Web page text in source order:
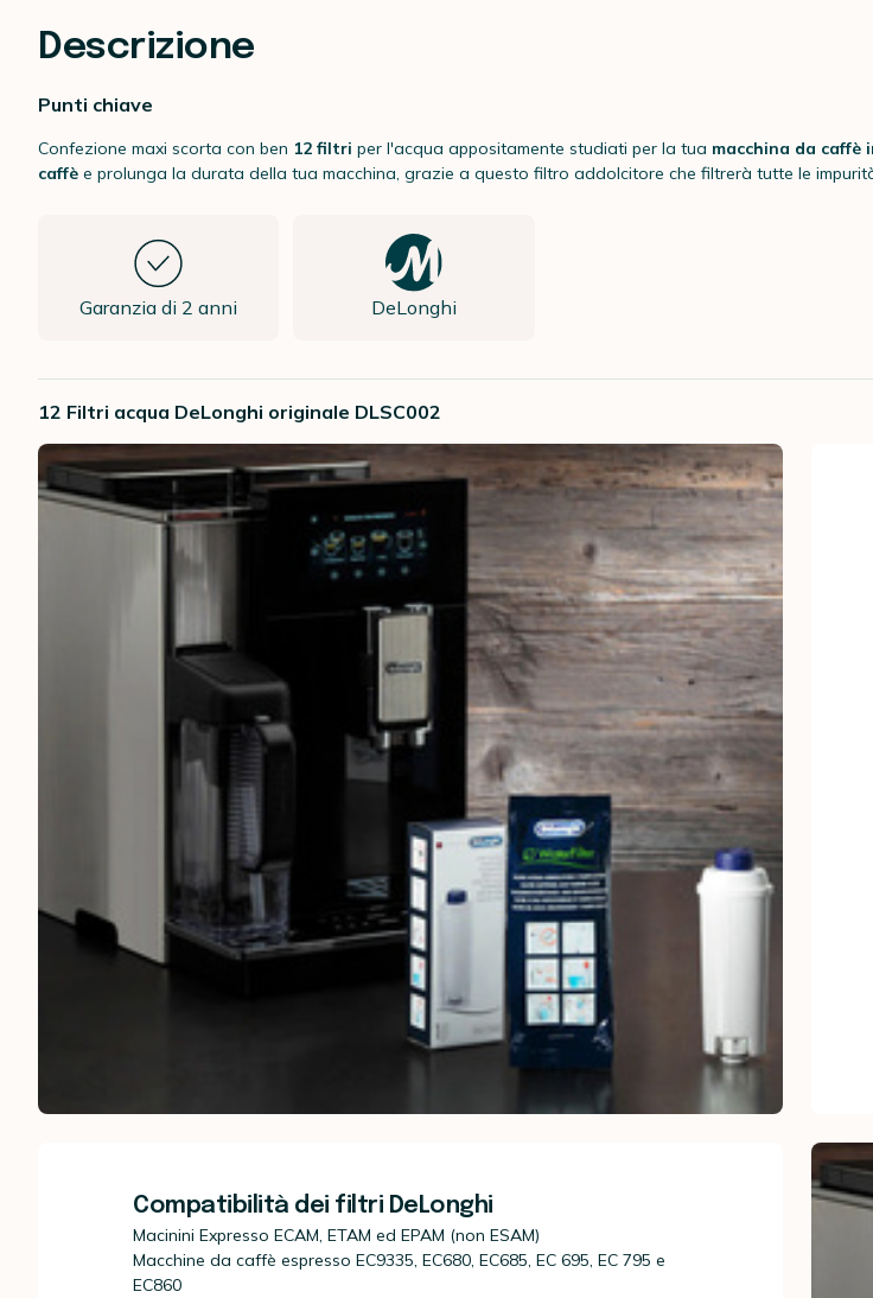
Descrizione
Punti chiave
Confezione maxi scorta con ben 12 filtri per l'acqua appositamente studiati per la tua macchina da caffè
caffè e prolunga la durata della tua macchina, grazie a questo filtro addolcitore che filtrerà tutte le
Garanzia di 2 anni DeLonghi
12 Filtri acqua DeLonghi originale DLSC002
Compatibilità dei filtri DeLonghi
Macinini Expresso ECAM, ETAM ed EPAM (non ESAM)
Macchine da caffè espresso EC9335, EC680, EC685, EC 695, EC 795 e
EC860